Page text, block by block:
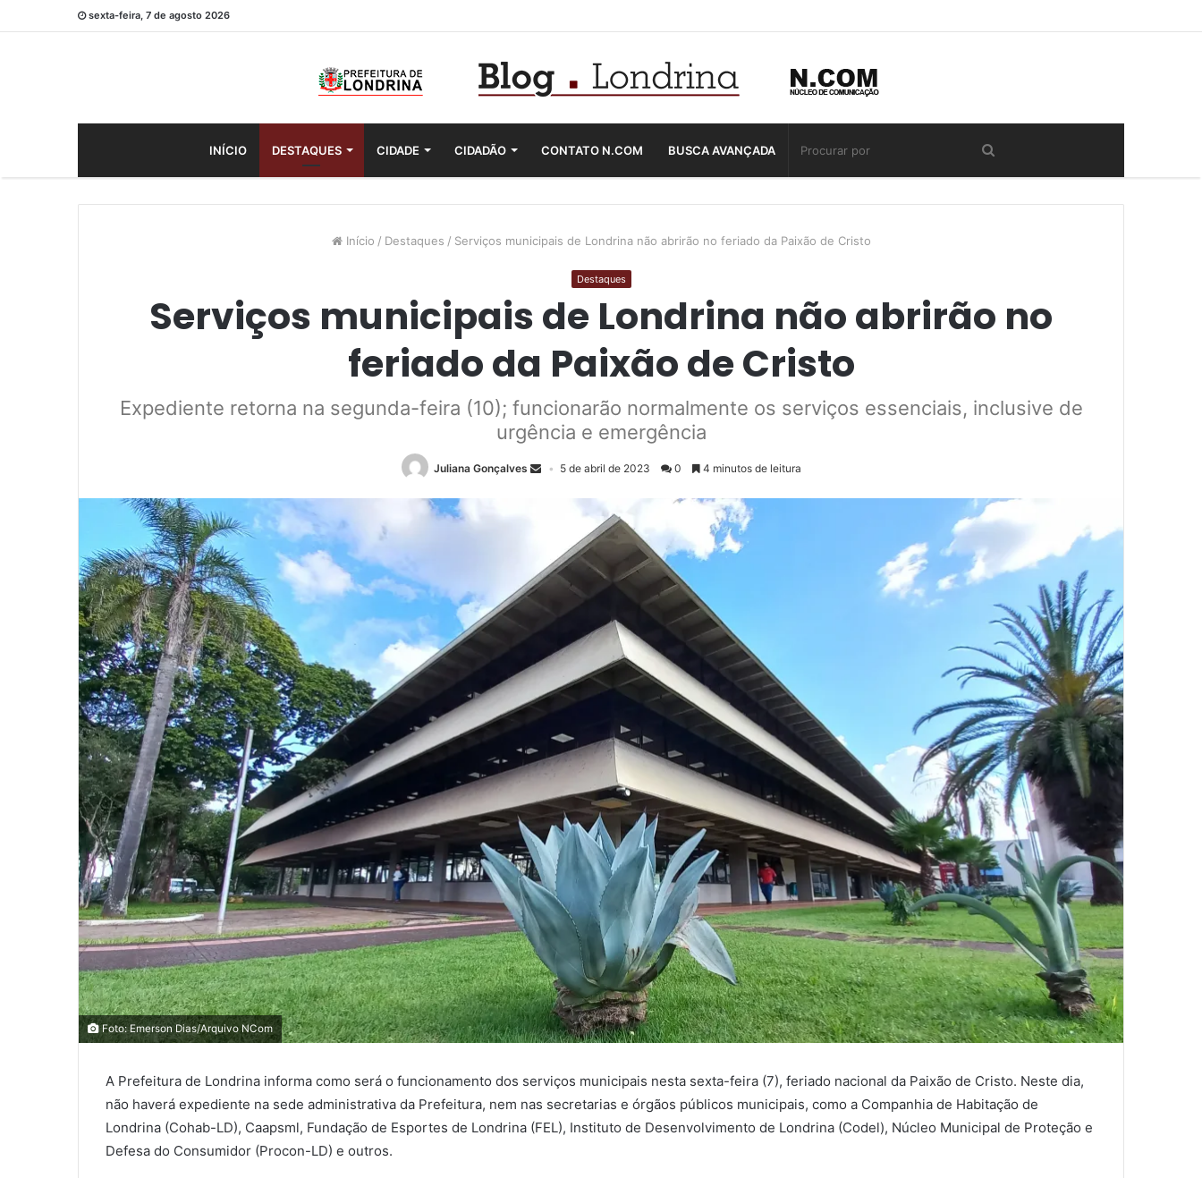
sexta-feira, 7 de agosto 2026
INÍCIO DESTAQUES CIDADE CIDADÃO CONTATO N.COM BUSCA AVANÇADA
Início / Destaques / Serviços municipais de Londrina não abrirão no feriado da Paixão de Cristo
Destaques
Serviços municipais de Londrina não abrirão no
feriado da Paixão de Cristo
Expediente retorna na segunda-feira (10); funcionarão normalmente os serviços essenciais, inclusive de
urgência e emergência
Juliana Gonçalves 5 de abril de 2023 0 4 minutos de leitura
Foto: Emerson Dias/Arquivo NCom
A Prefeitura de Londrina informa como será o funcionamento dos serviços municipais nesta sexta-feira (7), feriado nacional da Paixão de Cristo. Neste dia,
não haverá expediente na sede administrativa da Prefeitura, nem nas secretarias e órgãos públicos municipais, como a Companhia de Habitação de
Londrina (Cohab-LD), Caapsml, Fundação de Esportes de Londrina (FEL), Instituto de Desenvolvimento de Londrina (Codel), Núcleo Municipal de Proteção e
Defesa do Consumidor (Procon-LD) e outros.
COMPARTILHAMENTOS